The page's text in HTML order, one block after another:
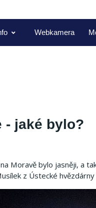
Webkamera
- jaké bylo?
Moravě bylo jasněji, a
z Ústecké